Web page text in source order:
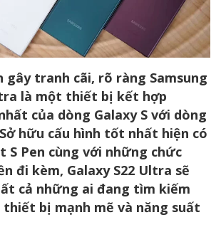
gây tranh cãi, rõ ràng Samsung
là một thiết bị kết hợp
của dòng Galaxy S với dòng
hữu cấu hình tốt nhất hiện có
S Pen cùng với những chức
đi kèm, Galaxy S22 Ultra sẽ
cả những ai đang tìm kiếm
bị mạnh mẽ và năng suất